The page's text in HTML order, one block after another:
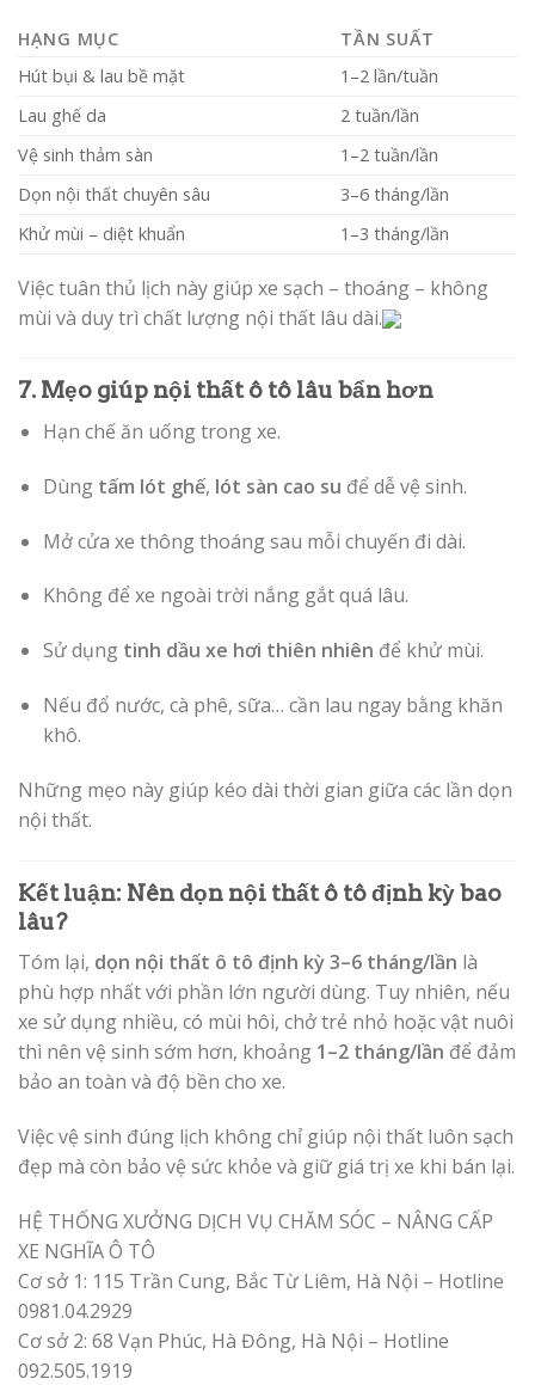
HẠNG MỤC
TẦN SUẤT
Hút bụi & lau bề mặt
1–2 lần/tuần
Lau ghế da
2 tuần/lần
Vệ sinh thảm sàn
1–2 tuần/lần
Dọn nội thất chuyên sâu
3–6 tháng/lần
Khử mùi – diệt khuẩn
1–3 tháng/lần
Việc tuân thủ lịch này giúp xe sạch – thoáng – không
mùi và duy trì chất lượng nội thất lâu dài.
7. Mẹo giúp nội thất ô tô lâu bẩn hơn
Hạn chế ăn uống trong xe.
Dùng tấm lót ghế, lót sàn cao su để dễ vệ sinh.
Mở cửa xe thông thoáng sau mỗi chuyến đi dài.
Không để xe ngoài trời nắng gắt quá lâu.
Sử dụng tinh dầu xe hơi thiên nhiên để khử mùi.
Nếu đổ nước, cà phê, sữa… cần lau ngay bằng khăn
khô.
Những mẹo này giúp kéo dài thời gian giữa các lần dọn
nội thất.
Kết luận: Nên dọn nội thất ô tô định kỳ bao
lâu?
Tóm lại, dọn nội thất ô tô định kỳ 3–6 tháng/lần là
phù hợp nhất với phần lớn người dùng. Tuy nhiên, nếu
xe sử dụng nhiều, có mùi hôi, chở trẻ nhỏ hoặc vật nuôi
thì nên vệ sinh sớm hơn, khoảng 1–2 tháng/lần để đảm
bảo an toàn và độ bền cho xe.
Việc vệ sinh đúng lịch không chỉ giúp nội thất luôn sạch
đẹp mà còn bảo vệ sức khỏe và giữ giá trị xe khi bán lại.
HỆ THỐNG XƯỞNG DỊCH VỤ CHĂM SÓC – NÂNG CẤP
XE NGHĨA Ô TÔ
Cơ sở 1: 115 Trần Cung, Bắc Từ Liêm, Hà Nội – Hotline
0981.04.2929
Cơ sở 2: 68 Vạn Phúc, Hà Đông, Hà Nội – Hotline
092.505.1919